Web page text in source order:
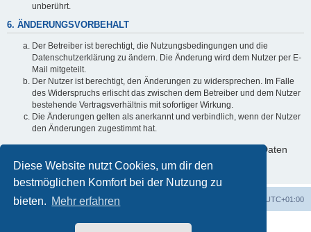
Diese Website nutzt Cookies, um dir den
bestmöglichen Komfort bei der Nutzung zu
bieten. Mehr erfahren
unberührt.
6. ÄNDERUNGSVORBEHALT
Der Betreiber ist berechtigt, die Nutzungsbedingungen und die
Datenschutzerklärung zu ändern. Die Änderung wird dem Nutzer per E-
Mail mitgeteilt.
Der Nutzer ist berechtigt, den Änderungen zu widersprechen. Im Falle
des Widerspruchs erlischt das zwischen dem Betreiber und dem Nutzer
bestehende Vertragsverhältnis mit sofortiger Wirkung.
Die Änderungen gelten als anerkannt und verbindlich, wenn der Nutzer
den Änderungen zugestimmt hat.
Informationen über den Umgang mit deinen persönlichen Daten
sind in der Datenschutzerklärung enthalten.
Foren-Übersicht UTC+01:00
Powered byphpBB® Forum Software © phpBB Limited